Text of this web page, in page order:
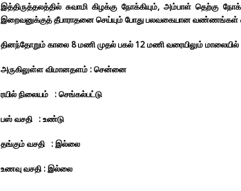
இத்திருத்தலத்தில் சுவாமி கிழக்கு நோக்கியும், அம்பாள் தெற்கு
இறைவனுக்குத் தீபாராதனை செய்யும் போது பலவகையான வண்ணங்கள்
தினந்தோறும் காலை 8 மணி முதல் பகல் 12 மணி வரையிலும் மாலையில்
அருகிலுள்ள விமானதளம் : சென்னை
ரயில் நிலையம் : செங்கல்பட்டு
பஸ் வசதி : உண்டு
தங்கும் வசதி : இல்லை
உணவு வசதி : இல்லை